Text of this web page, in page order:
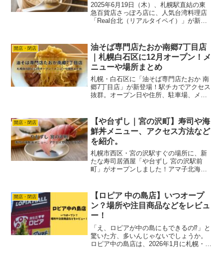
2025年6月19日（木）、札幌駅直結の東
急百貨店さっぽろ店に、人気台湾料理店
「Real台北（リアルタイペイ）」が新店
です。円山本店やPARCO店でも話題の本
格小籠包や...
開店・閉店
油そば専門店たおか南郷7丁目店
｜札幌白石区に12月オープン！メ
ニューや場所まとめ
札幌・白石区に「油そば専門店たおか 南
郷7丁目店」が新登場！駅チカでアクセス
抜群。オープン日や住所、駐車場、メニ
開店・閉店
【や台ずし｜宮の沢町】寿司や海
鮮丼メニュー、アクセス方法など
を紹介。
札幌市西区・宮の沢駅すぐの場所に、新
たな寿司居酒屋「や台ずし 宮の沢駅前
町」がオープンしました！アマ子北海道
店です！この記事では、「や台ずし 宮の
沢駅前町」のメニ...
開店・閉店
【ロピア 中の島店】いつオープ
ン？場所や注目商品などをレビュ
ー！
「え、ロピアが中の島にもできるの⁉」と
驚いた方、多いんじゃないでしょうか。
ロピア中の島店は、2026年1月に札幌・豊